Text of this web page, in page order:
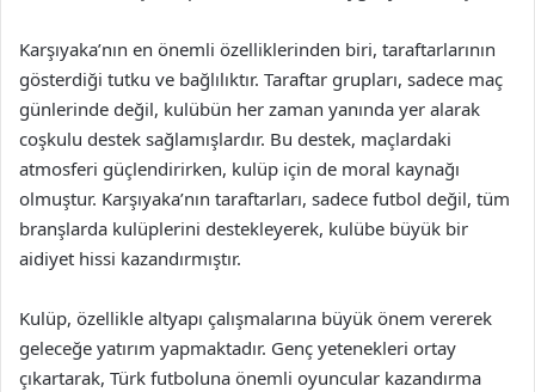
Karşıyaka’nın en önemli özelliklerinden biri, taraftarlarının
gösterdiği tutku ve bağlılıktır. Taraftar grupları, sadece maç
günlerinde değil, kulübün her zaman yanında yer alarak
coşkulu destek sağlamışlardır. Bu destek, maçlardaki
atmosferi güçlendirirken, kulüp için de moral kaynağı
olmuştur. Karşıyaka’nın taraftarları, sadece futbol değil, tüm
branşlarda kulüplerini destekleyerek, kulübe büyük bir
aidiyet hissi kazandırmıştır.
Kulüp, özellikle altyapı çalışmalarına büyük önem vererek
geleceğe yatırım yapmaktadır. Genç yetenekleri ortay
çıkartarak, Türk futboluna önemli oyuncular kazandırma